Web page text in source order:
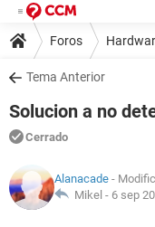
Foros
Tema Anterior
Solucion a no
Cerrado
Alanacade -
Mikel - 6 sep